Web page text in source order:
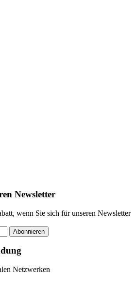
Newsletter
wenn Sie sich für unseren Newsletter
Abonnieren
Netzwerken